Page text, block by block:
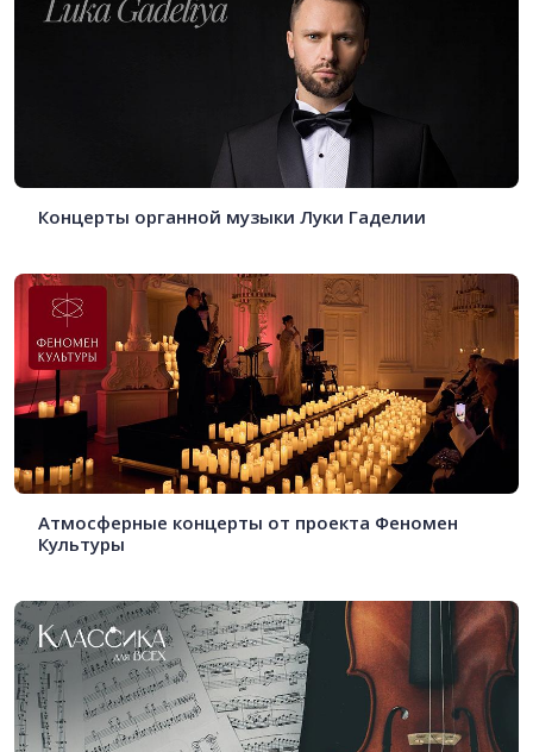
Концерты органной музыки Луки Гаделии
Атмосферные концерты от проекта Феномен
Культуры